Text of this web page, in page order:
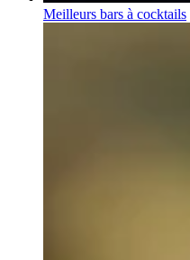
Meilleurs bars à cocktails